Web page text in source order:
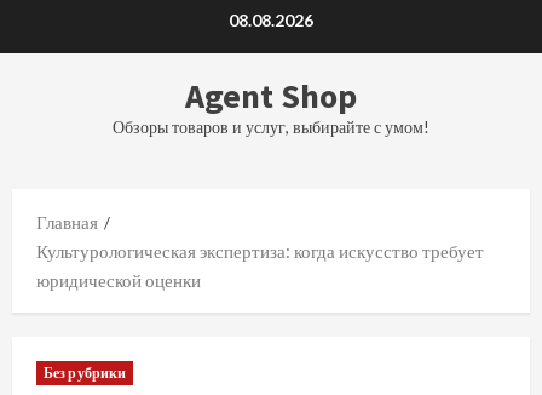
08.08.2026
Agent Shop
Обзоры товаров и услуг, выбирайте с умом!
Главная
Культурологическая экспертиза: когда искусство требует
юридической оценки
Без рубрики